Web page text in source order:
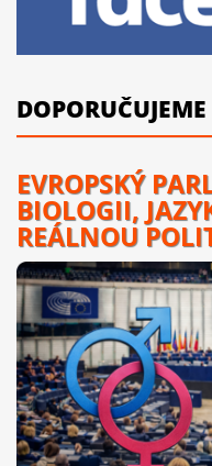
EVROPSKÝ
BIOLOGII,
REÁLNOU